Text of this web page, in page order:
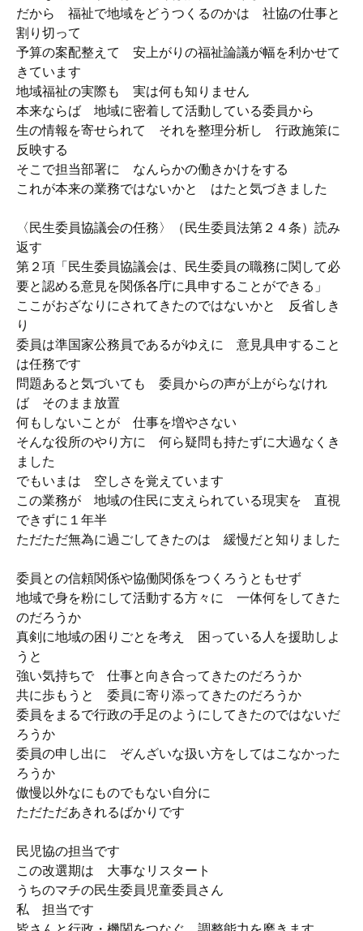
だから 福祉で地域をどうつくるのかは 社協の仕事と
割り切って
予算の案配整えて 安上がりの福祉論議が幅を利かせて
きています
地域福祉の実際も 実は何も知りません
本来ならば 地域に密着して活動している委員から
生の情報を寄せられて それを整理分析し 行政施策に
反映する
そこで担当部署に なんらかの働きかけをする
これが本来の業務ではないかと はたと気づきました
〈民生委員協議会の任務〉（民生委員法第２４条）読み
返す
第２項「民生委員協議会は、民生委員の職務に関して必
要と認める意見を関係各庁に具申することができる」
ここがおざなりにされてきたのではないかと 反省しき
り
委員は準国家公務員であるがゆえに 意見具申すること
は任務です
問題あると気づいても 委員からの声が上がらなけれ
ば そのまま放置
何もしないことが 仕事を増やさない
そんな役所のやり方に 何ら疑問も持たずに大過なくき
ました
でもいまは 空しさを覚えています
この業務が 地域の住民に支えられている現実を 直視
できずに１年半
ただただ無為に過ごしてきたのは 緩慢だと知りました
委員との信頼関係や協働関係をつくろうともせず
地域で身を粉にして活動する方々に 一体何をしてきた
のだろうか
真剣に地域の困りごとを考え 困っている人を援助しよ
うと
強い気持ちで 仕事と向き合ってきたのだろうか
共に歩もうと 委員に寄り添ってきたのだろうか
委員をまるで行政の手足のようにしてきたのではないだ
ろうか
委員の申し出に ぞんざいな扱い方をしてはこなかった
ろうか
傲慢以外なにものでもない自分に
ただただあきれるばかりです
民児協の担当です
この改選期は 大事なリスタート
うちのマチの民生委員児童委員さん
私 担当です